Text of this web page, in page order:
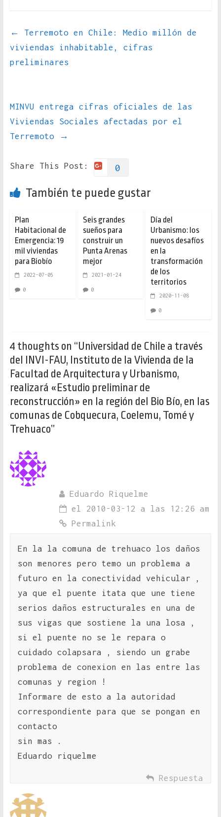
←
Terremoto en Chile: Medio millón de
viviendas inhabitable, cifras
preliminares
MINVU entrega cifras oficiales de las
Viviendas Sociales afectadas por el
Terremoto
→
Share This Post: 0
También te puede gustar
Plan
Habitacional de
Emergencia: 19
mil viviendas
para Biobío
2022-07-05
0
Seis grandes
sueños para
construir un
Punta Arenas
mejor
2021-01-24
0
Día del
Urbanismo: los
nuevos desafíos
en la
transformación
de los
territorios
2020-11-08
0
4 thoughts on “Universidad de Chile a través
del INVI-FAU, Instituto de la Vivienda de la
Facultad de Arquitectura y Urbanismo,
realizará «Estudio preliminar de
reconstrucción» en la región del Bio Bío, en las
comunas de Cobquecura, Coelemu, Tomé y
Trehuaco”
Eduardo Riquelme
el 2010-03-12 a las 12:26 am
Permalink
En la la comuna de trehuaco los daños
son menores pero temo un problema a
futuro en la conectividad vehicular ,
ya que el puente itata que une tiene
serios daños estructurales en una de
sus vigas que sostiene la una losa ,
si el puente no se le repara o
cuidado colapsara , siendo un grabe
problema de conexion en las entre las
comunas y region !
Informare de esto a la autoridad
correspondiente para que se pongan en
contacto
sin mas .
Eduardo riquelme
Respuesta